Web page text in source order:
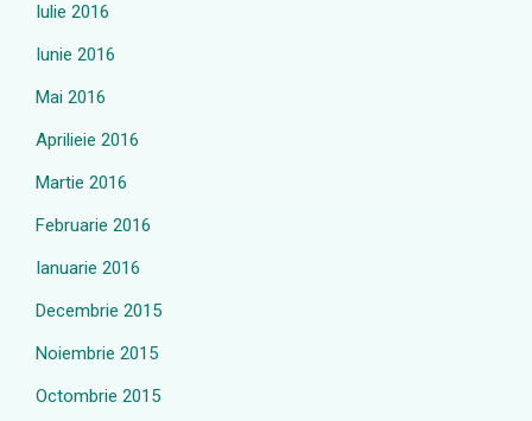
Iulie 2016
Iunie 2016
Mai 2016
Aprilieie 2016
Martie 2016
Februarie 2016
Ianuarie 2016
Decembrie 2015
Noiembrie 2015
Octombrie 2015